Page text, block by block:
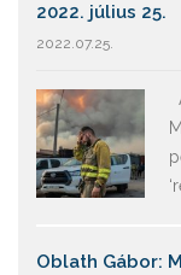
2022. július 25.
2022.07.25.
Oblath Gábor: